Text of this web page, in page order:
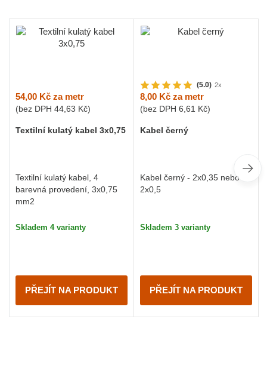
54,00 Kč za metr
(bez DPH 44,63 Kč)
Textilní kulatý kabel 3x0,75
Textilní kulatý kabel, 4
barevná provedení, 3x0,75
mm2
Skladem 4 varianty
PŘEJÍT NA PRODUKT
(5.0) 2x
8,00 Kč za metr
(bez DPH 6,61 Kč)
Kabel černý
Kabel černý - 2x0,35 nebo
2x0,5
Skladem 3 varianty
PŘEJÍT NA PRODUKT